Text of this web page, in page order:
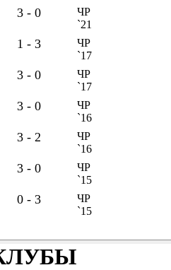
3 - 0
ЧР
`21
1 - 3
ЧР
`17
3 - 0
ЧР
`17
3 - 0
ЧР
`16
3 - 2
ЧР
`16
3 - 0
ЧР
`15
0 - 3
ЧР
`15